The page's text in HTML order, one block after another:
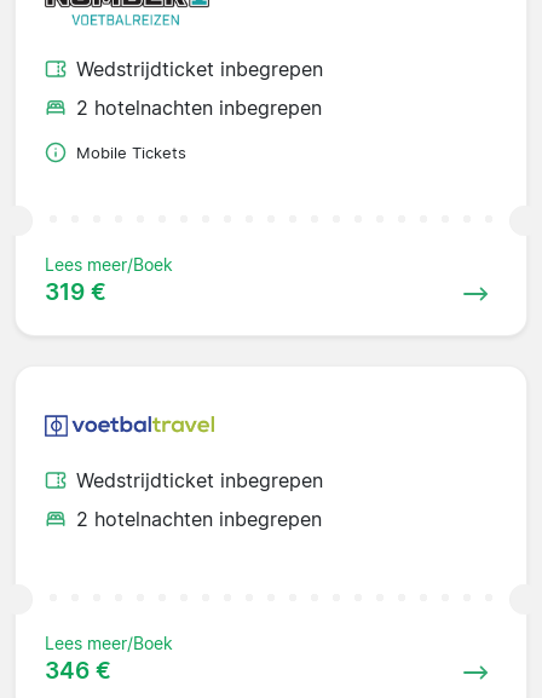
Wedstrijdticket inbegrepen
2 hotelnachten inbegrepen
Mobile Tickets
Lees meer/Boek
319 €
Wedstrijdticket inbegrepen
2 hotelnachten inbegrepen
Lees meer/Boek
346 €